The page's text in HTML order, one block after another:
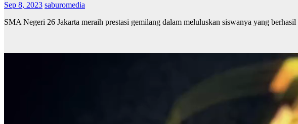
Sep 8, 2023 saburomedia
SMA Negeri 26 Jakarta meraih prestasi gemilang dalam meluluskan siswanya yang